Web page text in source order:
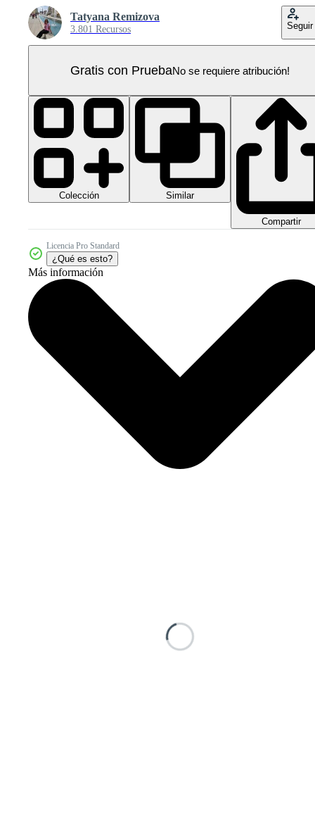
Tatyana Remizova
3.801 Recursos Seguir
Gratis con PruebaNo se requiere atribución!
Colección Similar
Compartir
Licencia Pro Standard
¿Qué es esto?
Más información